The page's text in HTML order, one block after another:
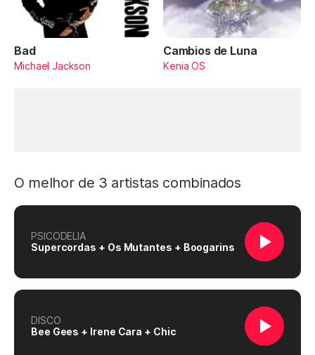
Bad
Michael Jackson
Cambios de Luna
Kenia OS
O melhor de 3 artistas combinados
PSICODELIA
Supercordas + Os Mutantes + Boogarins
DISCO
Bee Gees + Irene Cara + Chic